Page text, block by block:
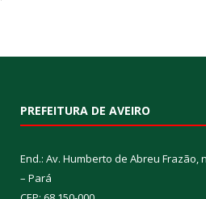
PREFEITURA DE AVEIRO
End.: Av. Humberto de Abreu Frazão,
– Pará